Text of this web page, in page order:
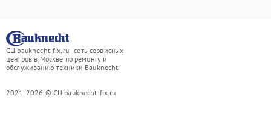
СЦ bauknecht-fix.ru - сеть сервисных
центров в Москве по ремонту и
обслуживанию техники Bauknecht
2021-2026 © СЦ bauknecht-fix.ru